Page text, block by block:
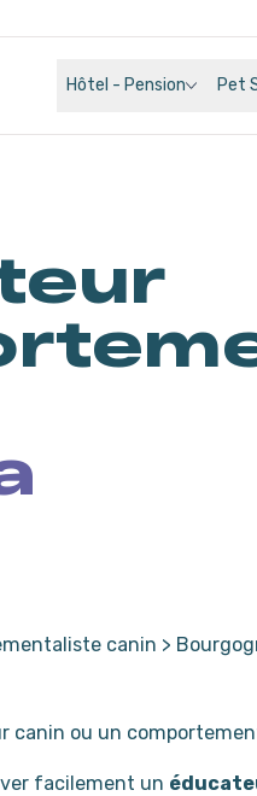
Hôtel - Pension Pet
canin >
canin ou un
facilement un